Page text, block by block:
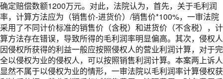
确定赔偿数额1200万元。对此，法院认为，首先，关于毛利润
率，计算方法应为（销售价-进货价）/销售价*100%，一审法院
采用了不同计价标准的销售价（含税）和进货价（不含税），计
算方法存在错误，导致所得的毛利润率明显偏高。其次，侵权人
因侵权所获得的利益一般应按照侵权人的营业利润计算，对于完
全以侵权为业的侵权人，可以按照销售利润计算。本案两上诉人
显然不属于以侵权为业的情形，一审法院以毛利润率计算侵权获